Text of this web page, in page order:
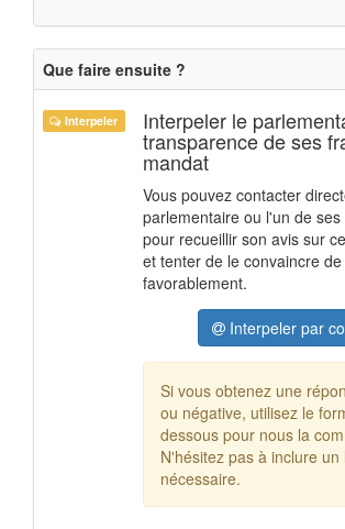
Que faire ensuite ?
Interpeler Interpeler le
transparence de ses
mandat
Vous pouvez contacter
parlementaire ou l'un de
pour recueillir son avis sur
et tenter de le convaincre
favorablement.
Interpeler par
Si vous obtenez une
ou négative, utilisez le
dessous pour nous la
N'hésitez pas à inclure un
nécessaire.